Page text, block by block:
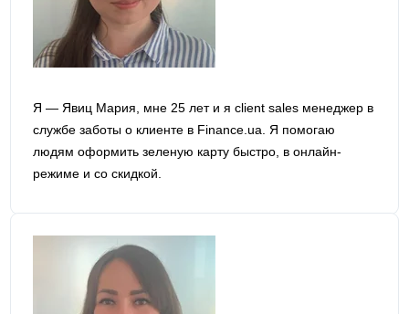
Я — Явиц Мария, мне 25 лет и я сlient sales менеджер в
службе заботы о клиенте в Finance.ua. Я помогаю
людям оформить зеленую карту быстро, в онлайн-
режиме и со скидкой.